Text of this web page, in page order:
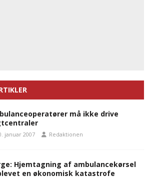
må ikke drive
januar 2007 Redaktionen
Hjemtagning af ambulancekørsel
en økonomisk katastrofe